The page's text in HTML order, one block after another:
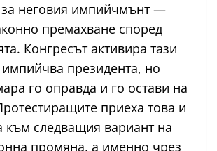
неговия импийчмънт —
премахване според
Конгресът активира тази
президента, но
го оправда и го остави на
приеха това и
към следващия вариант на
промяна, а именно чрез